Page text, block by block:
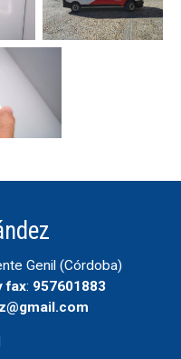
Genil (Córdoba)
fax: 957601883